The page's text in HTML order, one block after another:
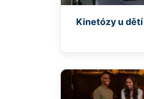
Kinetózy u dětí